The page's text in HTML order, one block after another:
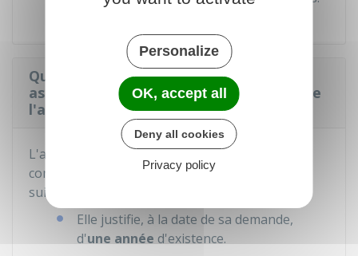
Quelles conditions doit remplir une
association de consommateurs pour que
l'agrément lui soit accordé ?
L'agrément est accordé à une association de
consommateurs qui répond aux 3 conditions
suivantes :
Elle justifie, à la date de sa demande,
d'une année d'existence.
Personalize
OK, accept all
Deny all cookies
Privacy policy